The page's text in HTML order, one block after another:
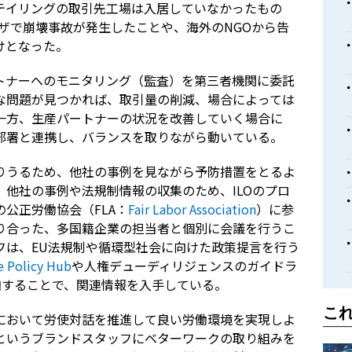
リングの取引先工場は入居していなかったもの
崩壊事故が発生したことや、海外のNGOから告
なった。
ーへのモニタリング（監査）を第三者機関に委託
題が見つかれば、取引量の削減、場合によっては
、生産パートナーの状況を改善していく場合に
と連携し、バランスを取りながら動いている。
るため、他社の事例を見ながら予防措置をとるよ
社の事例や法規制情報の収集のため、ILOのプロ
正労働協会（FLA： Fair Labor Association）に参
った、多国籍企業の担当者と個別に会議を行うこ
、EU法規制や循環型社会に向けた政策提言を行う
Policy Hubや人権デューディリジェンスのガイドラ
ることで、関連情報を入手している。
いて労使対話を推進して良い労働環境を実現しよ
うブランドスタッフにベターワークの取り組みを
こ